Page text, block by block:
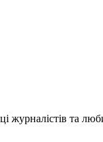
журналістів та